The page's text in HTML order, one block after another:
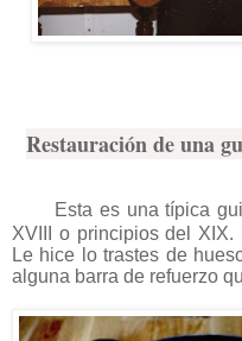
Restauración de una
Esta es una típica
XVIII o principios del
Le hice lo trastes de
alguna barra de refuerzo